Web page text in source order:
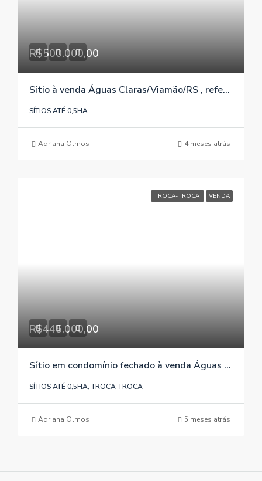
R$500.000,00
Sítio à venda Águas Claras/Viamão/RS , referência 1017
SÍTIOS ATÉ 0,5HA
Adriana Olmos 4 meses atrás
TROCA-TROCA VENDA
R$445.000,00
Sítio em condomínio fechado à venda Águas Claras/Viamão/RS , referência 657
SÍTIOS ATÉ 0,5HA, TROCA-TROCA
Adriana Olmos 5 meses atrás